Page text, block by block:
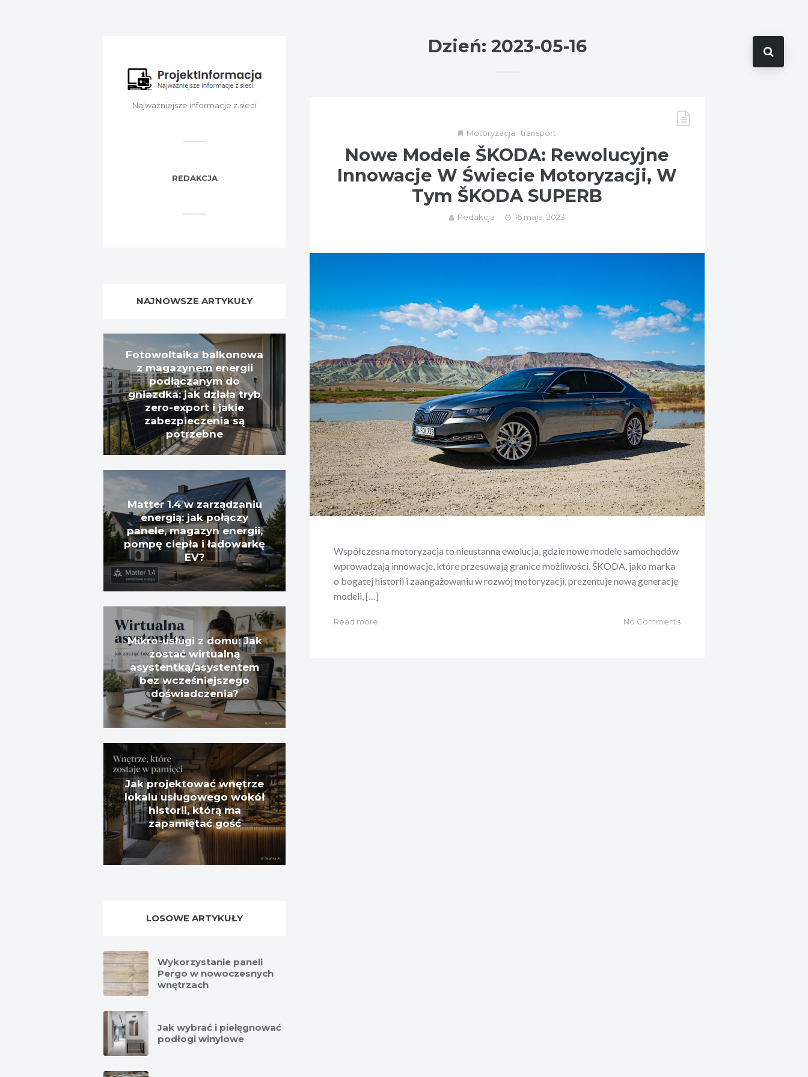
Dzień: 2023-05-16
Motoryzacja i transport
Nowe Modele ŠKODA: Rewolucyjne
Innowacje W Świecie Motoryzacji, W
Tym ŠKODA SUPERB
Redakcja 16 maja, 2023
Współczesna motoryzacja to nieustanna ewolucja, gdzie nowe modele samochodów
wprowadzają innowacje, które przesuwają granice możliwości. ŠKODA, jako marka
o bogatej historii i zaangażowaniu w rozwój motoryzacji, prezentuje nową generację
modeli, […]
Read more No Comments
Najważniejsze informacje z sieci
REDAKCJA
NAJNOWSZE ARTYKUŁY
Fotowoltaika balkonowa
z magazynem energii
podłączanym do
gniazdka: jak działa tryb
zero-export i jakie
zabezpieczenia są
potrzebne
Matter 1.4 w zarządzaniu
energią: jak połączy
panele, magazyn energii,
pompę ciepła i ładowarkę
EV?
Mikro-usługi z domu: Jak
zostać wirtualną
asystentką/asystentem
bez wcześniejszego
doświadczenia?
Jak projektować wnętrze
lokalu usługowego wokół
historii, którą ma
zapamiętać gość
LOSOWE ARTYKUŁY
Wykorzystanie paneli
Pergo w nowoczesnych
wnętrzach
Jak wybrać i pielęgnować
podłogi winylowe